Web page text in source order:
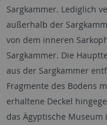
Sargkammer. Lediglich
außerhalb der
von dem inneren
Sargkammer. Die
aus der Sargkammer
Fragmente des Bodens
erhaltene Deckel
das Ägyptische Museum